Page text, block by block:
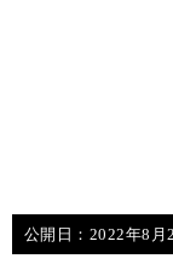
公開日： 2022年8月